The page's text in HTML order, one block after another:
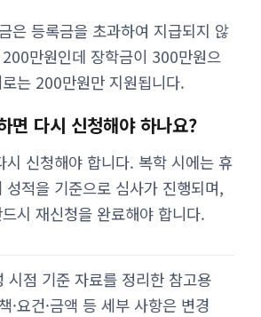
은 등록금을 초과하여 지급되지 않
만원인데 장학금이 300만원으
는 200만원만 지원됩니다.
면 다시 신청해야 하나요?
시 신청해야 합니다. 복학 시에는 휴
성적을 기준으로 심사가 진행되며,
시 재신청을 완료해야 합니다.
점 기준 자료를 정리한 참고용
·요건·금액 등 세부 사항은 변경